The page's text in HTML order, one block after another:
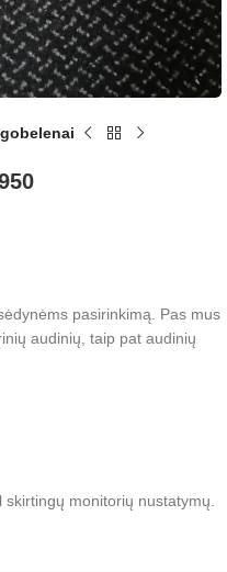
pasirinkimą. Pas mus
audinių, taip pat audinių
monitorių nustatymų.